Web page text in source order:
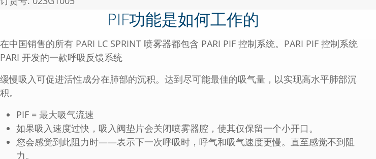
黄色喷嘴附件可为狭窄小呼吸道和婴幼儿治疗提供一种特别精细的雾化颗粒。PARI LC
SPRINT Junior 喷雾器中可找到黄色喷嘴。
红色喷嘴附件
特别适用于处于阻塞期的婴幼儿的超细雾滴——例如，随 PARI JuniorBOY 一起提供。红色
喷嘴附件还与 PARI BOY 一起提供，可抵达肺部最细结构，特别适用于慢性阻塞性肺疾病患
雾器。
透明喷嘴附件
为确保活性成分以最佳方式输送到上呼吸道（如咽喉和气管），需要超大的雾化颗粒。
可吸入粒子(< 5 µm)比例:
62 %
PIF功能是如何工作的
在中国销售的所有 PARI LC SPRINT 喷雾器都包含 PARI PIF 控制系统。PARI PIF 控制系统
PARI 开发的一款呼吸反馈系统
缓慢吸入可促进活性成分在肺部的沉积。达到尽可能最佳的吸气量，以实现高水平肺部沉
积。
PIF = 最大吸气流速
如果吸入速度过快，吸入阀垫片会关闭喷雾器腔，使其仅保留一个小开口。
您会感觉到此阻力时——表示下一次呼吸时，呼气和吸气速度更慢。直至感觉不到阻
力。